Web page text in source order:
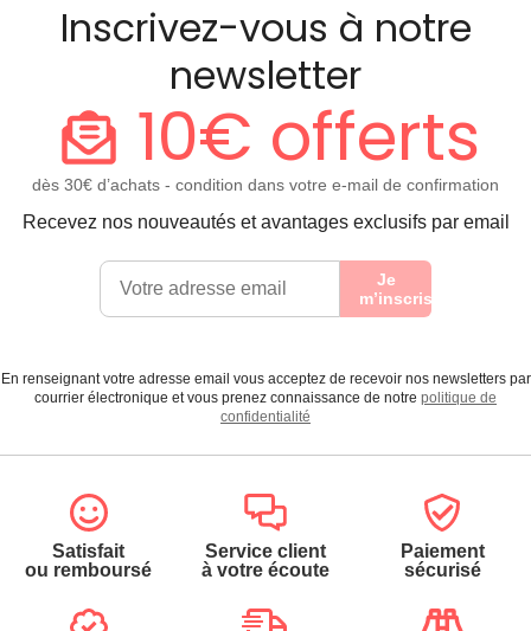
Inscrivez-vous à notre
newsletter
10€ offerts
dès 30€ d’achats - condition dans votre e-mail de confirmation
Recevez nos nouveautés et avantages exclusifs par email
Je
m’inscris
En renseignant votre adresse email vous acceptez de recevoir nos newsletters par
courrier électronique et vous prenez connaissance de notre politique de
confidentialité
Satisfait
ou remboursé
Service client
à votre écoute
Paiement
sécurisé